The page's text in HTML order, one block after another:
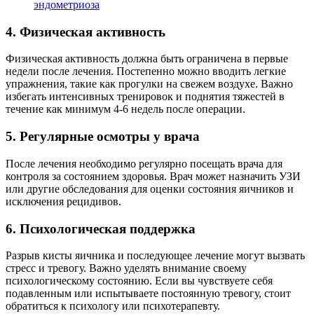
эндометриоза
4. Физическая активность
Физическая активность должна быть ограничена в первые
недели после лечения. Постепенно можно вводить легкие
упражнения, такие как прогулки на свежем воздухе. Важно
избегать интенсивных тренировок и поднятия тяжестей в
течение как минимум 4-6 недель после операции.
5. Регулярные осмотры у врача
После лечения необходимо регулярно посещать врача для
контроля за состоянием здоровья. Врач может назначить УЗИ
или другие обследования для оценки состояния яичников и
исключения рецидивов.
6. Психологическая поддержка
Разрыв кисты яичника и последующее лечение могут вызвать
стресс и тревогу. Важно уделять внимание своему
психологическому состоянию. Если вы чувствуете себя
подавленным или испытываете постоянную тревогу, стоит
обратиться к психологу или психотерапевту.